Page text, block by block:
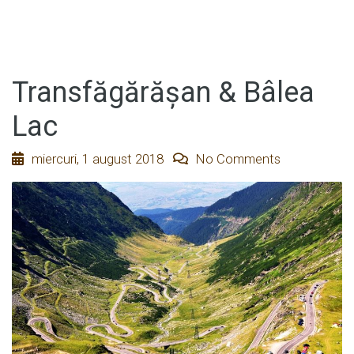
Transfăgărășan & Bâlea
Lac
miercuri, 1 august 2018 No Comments